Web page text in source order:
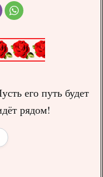
его путь будет
рядом!